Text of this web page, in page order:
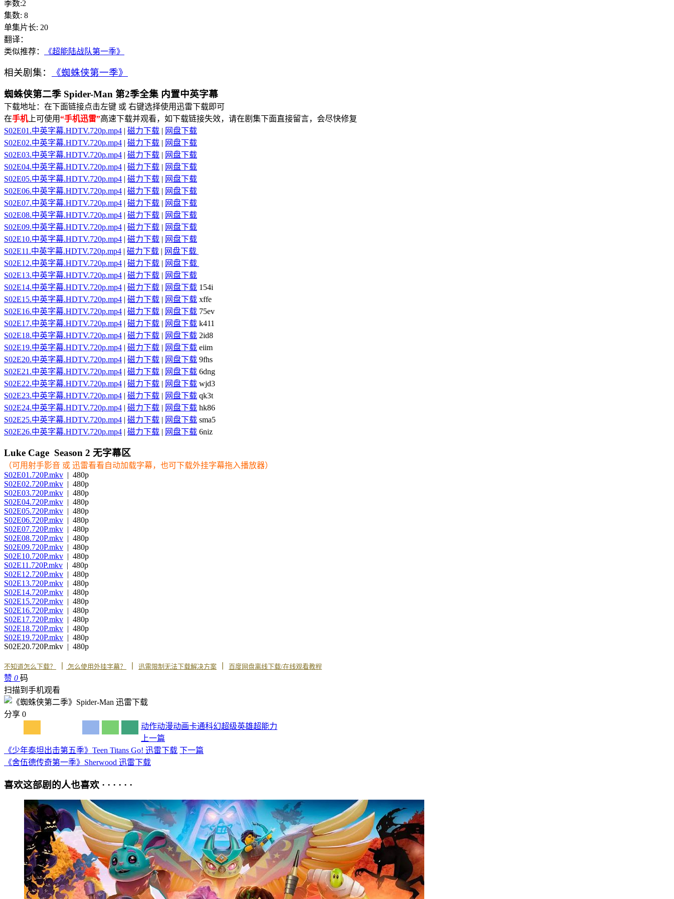
季数:2
集数: 8
单集片长: 20
翻译：
类似推荐：
《超能陆战队第一季》
相关剧集： 《蜘蛛侠第一季》
蜘蛛侠第二季 Spider-Man 第2季全集 内置中英字幕
下载地址：在下面链接点击左键 或 右键选择使用迅雷下载即可
在手机上可使用“手机迅雷”高速下载并观看，如下载链接失效，请在剧集下面直接留言，会尽快修复
S02E01.中英字幕.HDTV.720p.mp4 | 磁力下载 | 网盘下载
S02E02.中英字幕.HDTV.720p.mp4 | 磁力下载 | 网盘下载
S02E03.中英字幕.HDTV.720p.mp4 | 磁力下载 | 网盘下载
S02E04.中英字幕.HDTV.720p.mp4 | 磁力下载 | 网盘下载
S02E05.中英字幕.HDTV.720p.mp4 | 磁力下载 | 网盘下载
S02E06.中英字幕.HDTV.720p.mp4 | 磁力下载 | 网盘下载
S02E07.中英字幕.HDTV.720p.mp4 | 磁力下载 | 网盘下载
S02E08.中英字幕.HDTV.720p.mp4 | 磁力下载 | 网盘下载
S02E09.中英字幕.HDTV.720p.mp4 | 磁力下载 | 网盘下载
S02E10.中英字幕.HDTV.720p.mp4 | 磁力下载 | 网盘下载
S02E11.中英字幕.HDTV.720p.mp4 | 磁力下载 | 网盘下载
S02E12.中英字幕.HDTV.720p.mp4 | 磁力下载 | 网盘下载
S02E13.中英字幕.HDTV.720p.mp4 | 磁力下载 | 网盘下载
S02E14.中英字幕.HDTV.720p.mp4 | 磁力下载 | 网盘下载 154i
S02E15.中英字幕.HDTV.720p.mp4 | 磁力下载 | 网盘下载 xffe
S02E16.中英字幕.HDTV.720p.mp4 | 磁力下载 | 网盘下载 75ev
S02E17.中英字幕.HDTV.720p.mp4 | 磁力下载 | 网盘下载 k411
S02E18.中英字幕.HDTV.720p.mp4 | 磁力下载 | 网盘下载 2id8
S02E19.中英字幕.HDTV.720p.mp4 | 磁力下载 | 网盘下载 eiim
S02E20.中英字幕.HDTV.720p.mp4 | 磁力下载 | 网盘下载 9fhs
S02E21.中英字幕.HDTV.720p.mp4 | 磁力下载 | 网盘下载 6dng
S02E22.中英字幕.HDTV.720p.mp4 | 磁力下载 | 网盘下载 wjd3
S02E23.中英字幕.HDTV.720p.mp4 | 磁力下载 | 网盘下载 qk3t
S02E24.中英字幕.HDTV.720p.mp4 | 磁力下载 | 网盘下载 hk86
S02E25.中英字幕.HDTV.720p.mp4 | 磁力下载 | 网盘下载 sma5
S02E26.中英字幕.HDTV.720p.mp4 | 磁力下载 | 网盘下载 6niz
Luke Cage Season 2 无字幕区
（可用射手影音 或 迅雷看看自动加载字幕，也可下载外挂字幕拖入播放器）
S02E01.720P.mkv | 480p
S02E02.720P.mkv | 480p
S02E03.720P.mkv | 480p
S02E04.720P.mkv | 480p
S02E05.720P.mkv | 480p
S02E06.720P.mkv | 480p
S02E07.720P.mkv | 480p
S02E08.720P.mkv | 480p
S02E09.720P.mkv | 480p
S02E10.720P.mkv | 480p
S02E11.720P.mkv | 480p
S02E12.720P.mkv | 480p
S02E13.720P.mkv | 480p
S02E14.720P.mkv | 480p
S02E15.720P.mkv | 480p
S02E16.720P.mkv | 480p
S02E17.720P.mkv | 480p
S02E18.720P.mkv | 480p
S02E19.720P.mkv | 480p
S02E20.720P.mkv | 480p
不知道怎么下载？ 怎么使用外挂字幕？ 迅雷限制无法下载解决方案 百度网盘离线下载/在线观看教程
赞 0 码
扫描到手机观看
分享 0
动作动漫动画卡通科幻超级英雄超能力
上一篇
《少年泰坦出击第五季》Teen Titans Go! 迅雷下载 下一篇
《舍伍德传奇第一季》Sherwood 迅雷下载
喜欢这部剧的人也喜欢 · · · · · ·